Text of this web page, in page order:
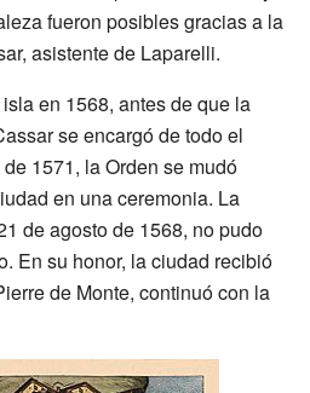
fueron posibles gracias a la
asistente de Laparelli.
en 1568, antes de que la
se encargó de todo el
1571, la Orden se mudó
en una ceremonia. La
de agosto de 1568, no pudo
En su honor, la ciudad recibió
de Monte, continuó con la